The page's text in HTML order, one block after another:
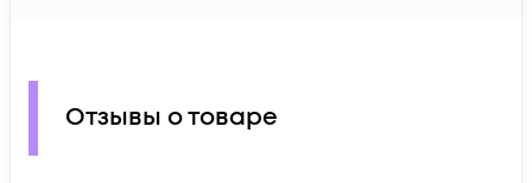
Отзывы о товаре